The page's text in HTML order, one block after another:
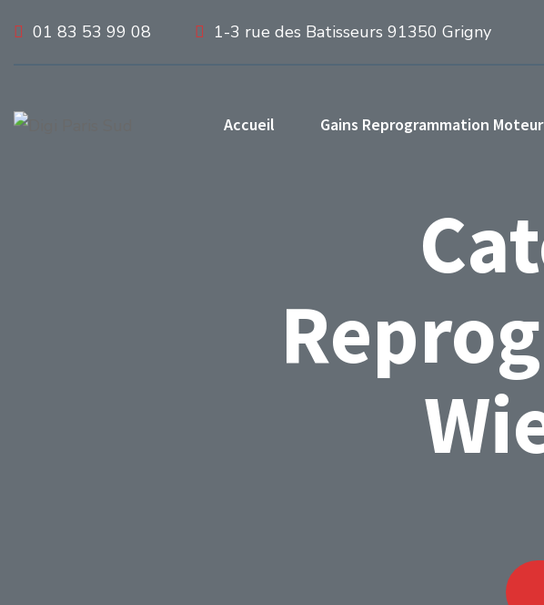
01 83 53 99 08 1-3 rue des Batisseurs 91350 Grigny
Accueil Gains Reprogrammation Moteur